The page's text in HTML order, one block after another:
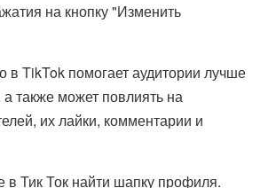
на кнопку "Изменить
в TikTok помогает аудитории лучше
а также может повлиять на
их лайки, комментарии и
в Тик Ток найти шапку профиля.